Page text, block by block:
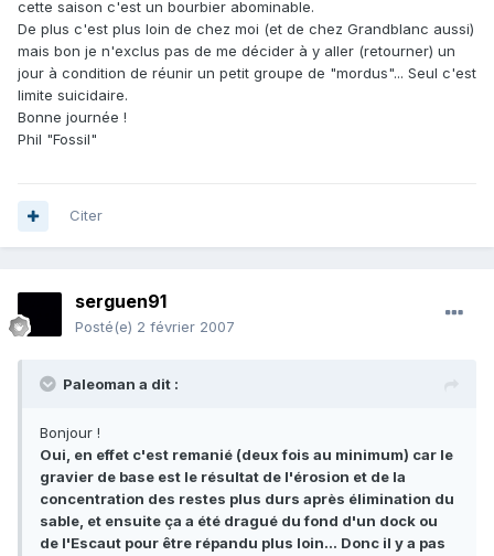
cette saison c'est un bourbier abominable.
De plus c'est plus loin de chez moi (et de chez Grandblanc aussi)
mais bon je n'exclus pas de me décider à y aller (retourner) un
jour à condition de réunir un petit groupe de "mordus"... Seul c'est
limite suicidaire.
Bonne journée !
Phil "Fossil"
Citer
serguen91
Posté(e) 2 février 2007
Paleoman a dit :
Bonjour !
Oui, en effet c'est remanié (deux fois au minimum) car le
gravier de base est le résultat de l'érosion et de la
concentration des restes plus durs après élimination du
sable, et ensuite ça a été dragué du fond d'un dock ou
de l'Escaut pour être répandu plus loin... Donc il y a pas